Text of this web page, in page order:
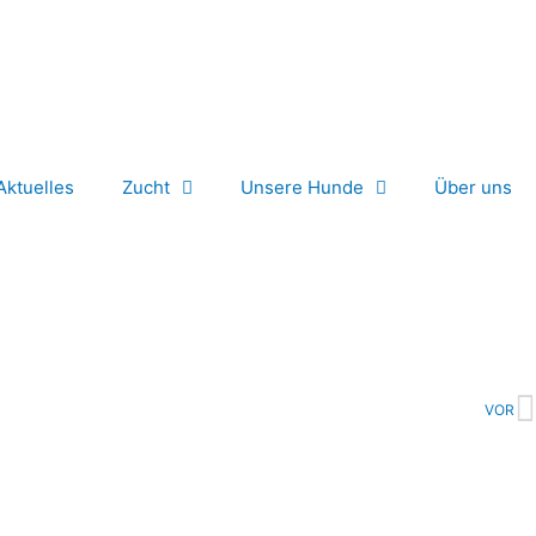
Zucht Unsere Hunde Über uns
VOR